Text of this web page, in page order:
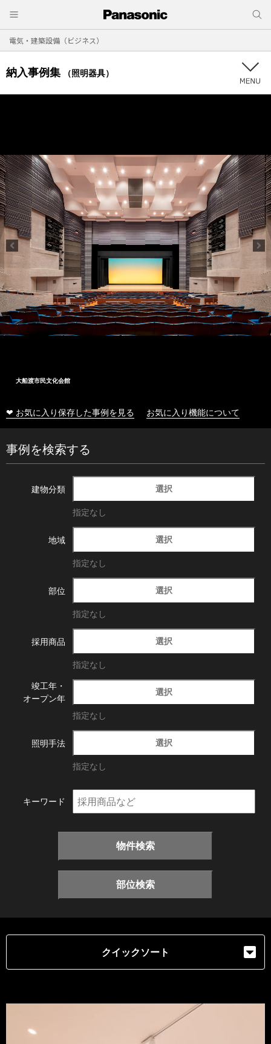
電気・建築設備（ビジネス）
納入事例集 （照明器具）
大船渡市民文化会館
❤ お気に入り保存した事例を見る お気に入り機能について
事例を検索する
建物分類 選択
指定なし
地域 選択
指定なし
部位 選択
指定なし
採用商品 選択
指定なし
竣工年・
オープン年
選択
指定なし
照明手法 選択
指定なし
キーワード
物件検索
部位検索
クイックソート